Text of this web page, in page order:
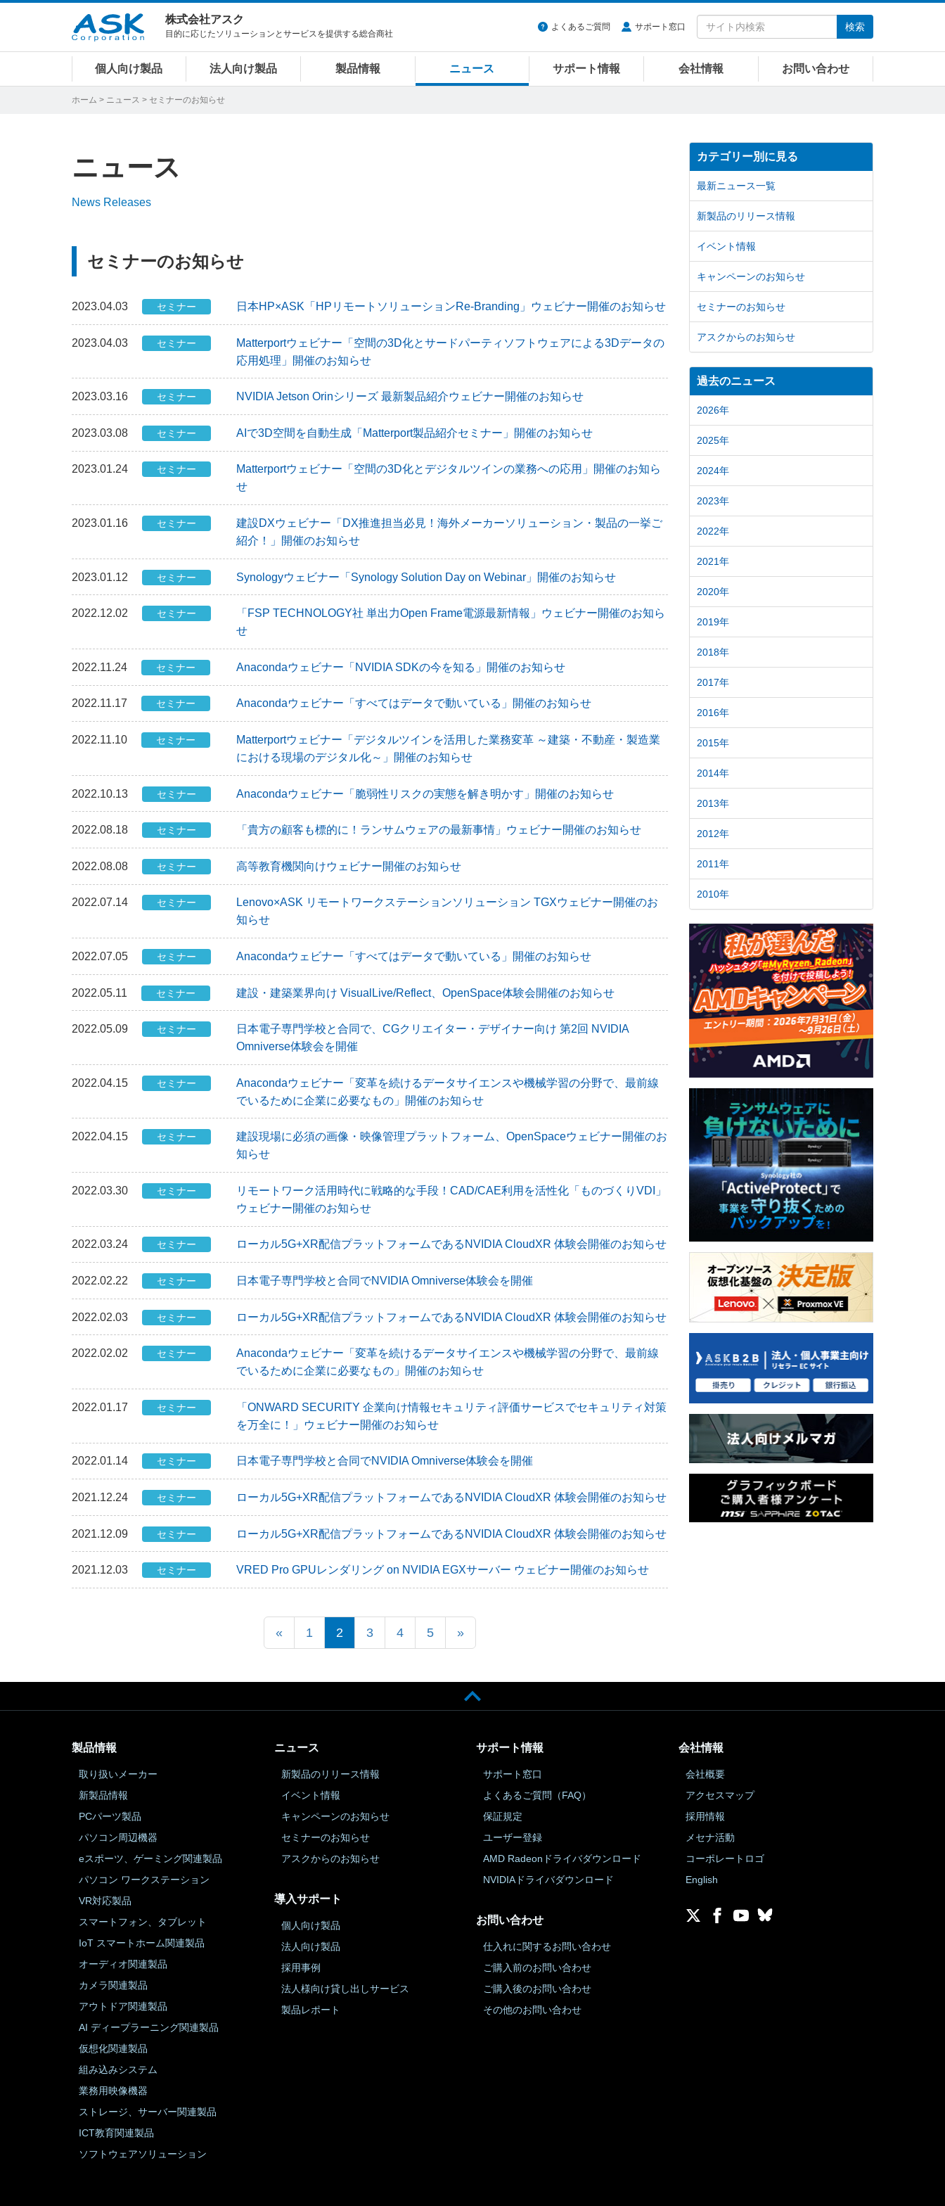
株式会社アスク
目的に応じたソリューションとサービスを提供する総合商社
よくあるご質問 サポート窓口 検索
個人向け製品 法人向け製品 製品情報 ニュース サポート情報 会社情報 お問い合わせ
ホーム > ニュース > セミナーのお知らせ
ニュース
News Releases
セミナーのお知らせ
2023.04.03 セミナー 日本HP×ASK「HPリモートソリューションRe-Branding」ウェビナー開催のお知らせ
2023.04.03 セミナー
Matterportウェビナー「空間の3D化とサードパーティソフトウェアによる3Dデータの
応用処理」開催のお知らせ
2023.03.16 セミナー NVIDIA Jetson Orinシリーズ 最新製品紹介ウェビナー開催のお知らせ
2023.03.08 セミナー AIで3D空間を自動生成「Matterport製品紹介セミナー」開催のお知らせ
2023.01.24 セミナー
Matterportウェビナー「空間の3D化とデジタルツインの業務への応用」開催のお知ら
せ
2023.01.16 セミナー
建設DXウェビナー「DX推進担当必見！海外メーカーソリューション・製品の一挙ご
紹介！」開催のお知らせ
2023.01.12 セミナー Synologyウェビナー「Synology Solution Day on Webinar」開催のお知らせ
2022.12.02 セミナー
「FSP TECHNOLOGY社 単出力Open Frame電源最新情報」ウェビナー開催のお知ら
せ
2022.11.24 セミナー Anacondaウェビナー「NVIDIA SDKの今を知る」開催のお知らせ
2022.11.17 セミナー Anacondaウェビナー「すべてはデータで動いている」開催のお知らせ
2022.11.10 セミナー
Matterportウェビナー「デジタルツインを活用した業務変革 ～建築・不動産・製造業
における現場のデジタル化～」開催のお知らせ
2022.10.13 セミナー Anacondaウェビナー「脆弱性リスクの実態を解き明かす」開催のお知らせ
2022.08.18 セミナー 「貴方の顧客も標的に！ランサムウェアの最新事情」ウェビナー開催のお知らせ
2022.08.08 セミナー 高等教育機関向けウェビナー開催のお知らせ
2022.07.14 セミナー
Lenovo×ASK リモートワークステーションソリューション TGXウェビナー開催のお
知らせ
2022.07.05 セミナー Anacondaウェビナー「すべてはデータで動いている」開催のお知らせ
2022.05.11 セミナー 建設・建築業界向け VisualLive/Reflect、OpenSpace体験会開催のお知らせ
2022.05.09 セミナー
日本電子専門学校と合同で、CGクリエイター・デザイナー向け 第2回 NVIDIA
Omniverse体験会を開催
2022.04.15 セミナー
Anacondaウェビナー「変革を続けるデータサイエンスや機械学習の分野で、最前線
でいるために企業に必要なもの」開催のお知らせ
2022.04.15 セミナー
建設現場に必須の画像・映像管理プラットフォーム、OpenSpaceウェビナー開催のお
知らせ
2022.03.30 セミナー
リモートワーク活用時代に戦略的な手段！CAD/CAE利用を活性化「ものづくりVDI」
ウェビナー開催のお知らせ
2022.03.24 セミナー ローカル5G+XR配信プラットフォームであるNVIDIA CloudXR 体験会開催のお知らせ
2022.02.22 セミナー 日本電子専門学校と合同でNVIDIA Omniverse体験会を開催
2022.02.03 セミナー ローカル5G+XR配信プラットフォームであるNVIDIA CloudXR 体験会開催のお知らせ
2022.02.02 セミナー
Anacondaウェビナー「変革を続けるデータサイエンスや機械学習の分野で、最前線
でいるために企業に必要なもの」開催のお知らせ
2022.01.17 セミナー
「ONWARD SECURITY 企業向け情報セキュリティ評価サービスでセキュリティ対策
を万全に！」ウェビナー開催のお知らせ
2022.01.14 セミナー 日本電子専門学校と合同でNVIDIA Omniverse体験会を開催
2021.12.24 セミナー ローカル5G+XR配信プラットフォームであるNVIDIA CloudXR 体験会開催のお知らせ
2021.12.09 セミナー ローカル5G+XR配信プラットフォームであるNVIDIA CloudXR 体験会開催のお知らせ
2021.12.03 セミナー VRED Pro GPUレンダリング on NVIDIA EGXサーバー ウェビナー開催のお知らせ
« 1 2 3 4 5 »
カテゴリー別に見る
最新ニュース一覧
新製品のリリース情報
イベント情報
キャンペーンのお知らせ
セミナーのお知らせ
アスクからのお知らせ
過去のニュース
2026年
2025年
2024年
2023年
2022年
2021年
2020年
2019年
2018年
2017年
2016年
2015年
2014年
2013年
2012年
2011年
2010年
製品情報
取り扱いメーカー
新製品情報
PCパーツ製品
パソコン周辺機器
eスポーツ、ゲーミング関連製品
パソコン ワークステーション
VR対応製品
スマートフォン、タブレット
IoT スマートホーム関連製品
オーディオ関連製品
カメラ関連製品
アウトドア関連製品
AI ディープラーニング関連製品
仮想化関連製品
組み込みシステム
業務用映像機器
ストレージ、サーバー関連製品
ICT教育関連製品
ソフトウェアソリューション
ニュース
新製品のリリース情報
イベント情報
キャンペーンのお知らせ
セミナーのお知らせ
アスクからのお知らせ
導入サポート
個人向け製品
法人向け製品
採用事例
法人様向け貸し出しサービス
製品レポート
サポート情報
サポート窓口
よくあるご質問（FAQ）
保証規定
ユーザー登録
AMD Radeonドライバダウンロード
NVIDIAドライバダウンロード
お問い合わせ
仕入れに関するお問い合わせ
ご購入前のお問い合わせ
ご購入後のお問い合わせ
その他のお問い合わせ
会社情報
会社概要
アクセスマップ
採用情報
メセナ活動
コーポレートロゴ
English